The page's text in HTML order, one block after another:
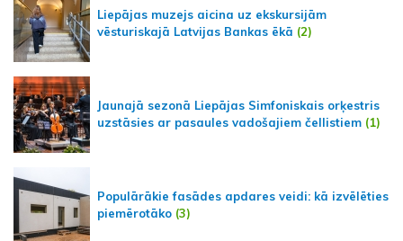
Liepājas muzejs aicina uz ekskursijām
vēsturiskajā Latvijas Bankas ēkā (2)
Jaunajā sezonā Liepājas Simfoniskais orķestris
uzstāsies ar pasaules vadošajiem čellistiem (1)
Populārākie fasādes apdares veidi: kā izvēlēties
piemērotāko (3)